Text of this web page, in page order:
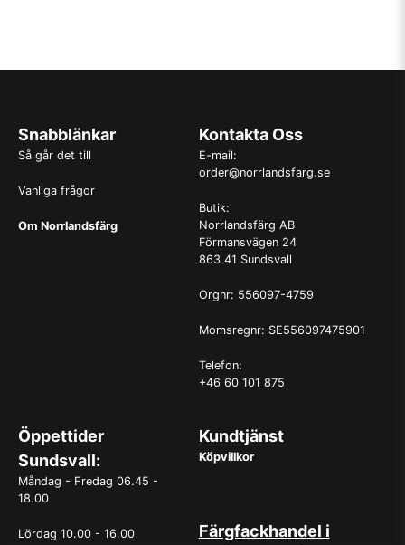
Snabblänkar
Så går det till
Vanliga frågor
Om Norrlandsfärg
Kontakta Oss
E-mail:
order@norrlandsfarg.se
Butik:
Norrlandsfärg AB
Förmansvägen 24
863 41 Sundsvall
Orgnr: 556097-4759
Momsregnr: SE556097475901
Telefon:
+46 60 101 875
Öppettider
Sundsvall:
Måndag - Fredag 06.45 -
18.00
Lördag 10.00 - 16.00
Kundtjänst
Köpvillkor
Färgfackhandel i